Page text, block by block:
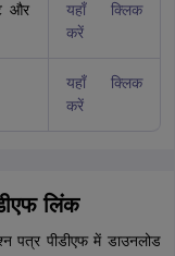
और
यहाँ क्लिक
करें
यहाँ क्लिक
करें
लिंक
पत्र पीडीएफ में डाउनलोड